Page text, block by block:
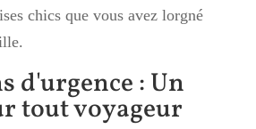
chics que vous avez lorgné
d'urgence : Un
tout voyageur